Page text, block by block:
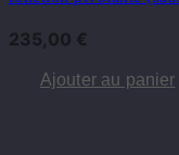
235,00 €
Ajouter au panier